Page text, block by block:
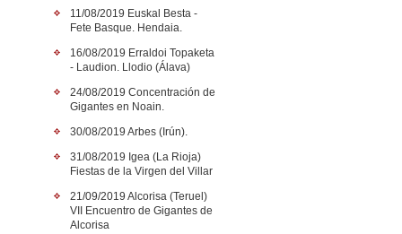
11/08/2019 Euskal Besta -
Fete Basque. Hendaia.
16/08/2019 Erraldoi Topaketa
- Laudion. Llodio (Álava)
24/08/2019 Concentración de
Gigantes en Noain.
30/08/2019 Arbes (Irún).
31/08/2019 Igea (La Rioja)
Fiestas de la Virgen del Villar
21/09/2019 Alcorisa (Teruel)
VII Encuentro de Gigantes de
Alcorisa